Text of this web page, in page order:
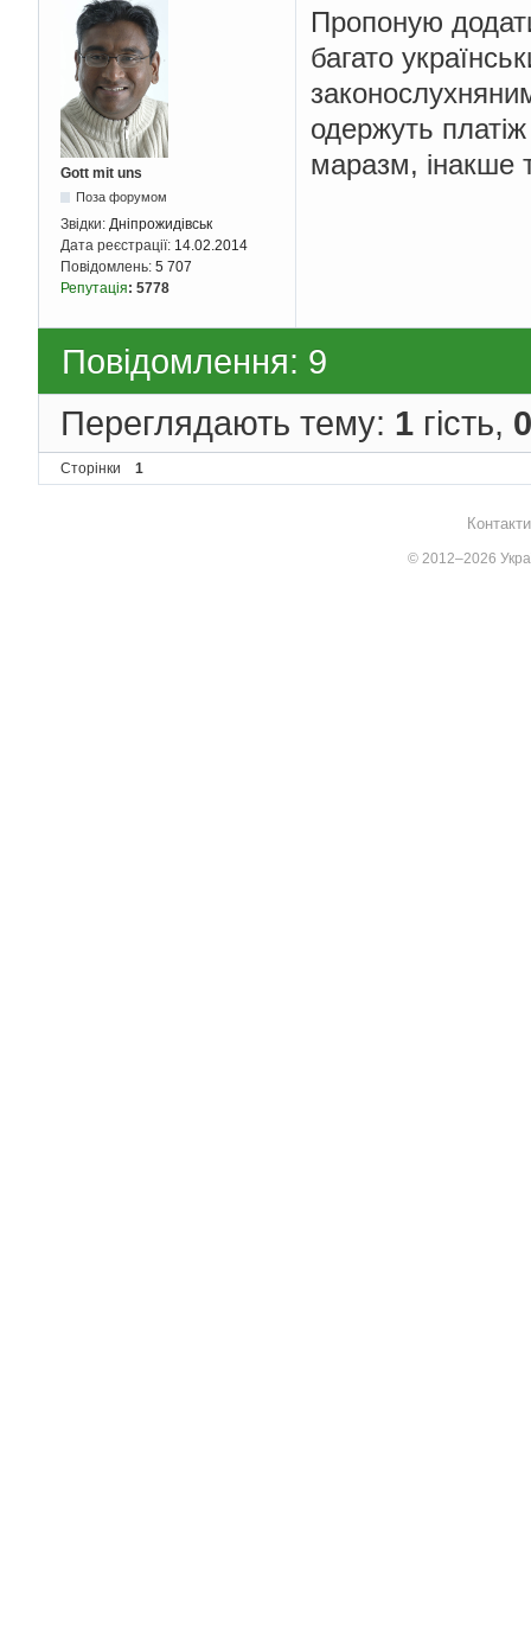
Gott mit uns
Поза форумом
Звідки: Дніпрожидівськ
Дата реєстрації: 14.02.2014
Повідомлень: 5 707
Репутація: 5778
Пропоную
багато
одержуть
маразм, інакше
Повідомлення: 9
Переглядають тему: 1 гість, 0
Сторінки 1
© 2012–2026